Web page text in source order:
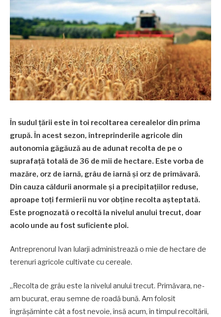
În sudul țării este în toi recoltarea cerealelor din prima
grupă. În acest sezon, întreprinderile agricole din
autonomia găgăuză au de adunat recolta de pe o
suprafață totală de 36 de mii de hectare. Este vorba de
mazăre, orz de iarnă, grâu de iarnă și orz de primăvară.
Din cauza căldurii anormale și a precipitațiilor reduse,
aproape toți fermierii nu vor obține recolta așteptată.
Este prognozată o recoltă la nivelul anului trecut, doar
acolo unde au fost suficiente ploi.
Antreprenorul Ivan Iularji administrează o mie de hectare de
terenuri agricole cultivate cu cereale.
„Recolta de grâu este la nivelul anului trecut. Primăvara, ne-
am bucurat, erau semne de roadă bună. Am folosit
îngrășăminte cât a fost nevoie, însă acum, în timpul recoltării,